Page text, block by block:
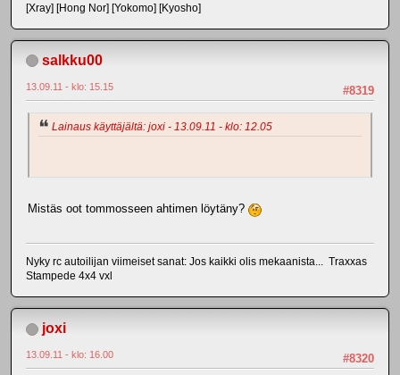
[Xray] [Hong Nor] [Yokomo] [Kyosho]
salkku00
#8319
13.09.11 - klo: 15.15
Lainaus käyttäjältä: joxi - 13.09.11 - klo: 12.05
Mistäs oot tommosseen ahtimen löytäny?
Nyky rc autoilijan viimeiset sanat: Jos kaikki olis mekaanista... Traxxas
Stampede 4x4 vxl
joxi
#8320
13.09.11 - klo: 16.00